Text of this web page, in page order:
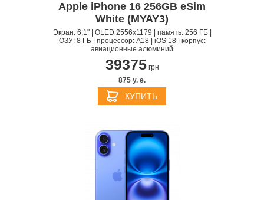
Apple iPhone 16 256GB eSim
White (MYAY3)
Экран: 6,1" | OLED 2556x1179 | память: 256 ГБ |
ОЗУ: 8 ГБ | процессор: A18 | iOS 18 | корпус:
авиационные алюминий
39375грн
875 y. e.
КУПИТЬ